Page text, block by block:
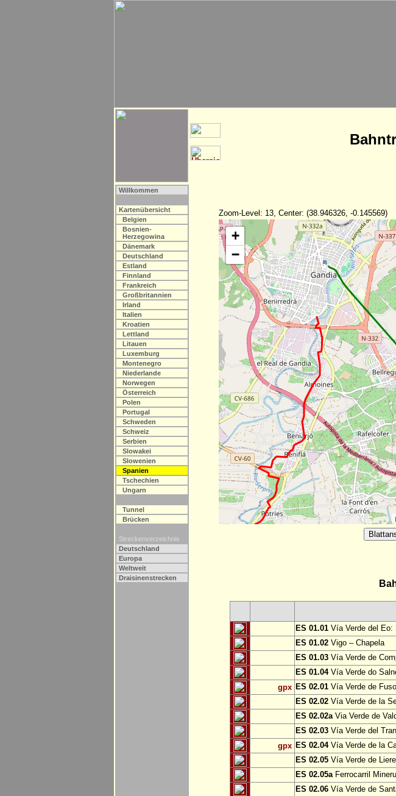
Willkommen
Kartenübersicht
Belgien
Bosnien-
Herzegowina
Dänemark
Deutschland
Estland
Finnland
Frankreich
Großbritannien
Irland
Italien
Kroatien
Lettland
Litauen
Luxemburg
Montenegro
Niederlande
Norwegen
Österreich
Polen
Portugal
Schweden
Schweiz
Serbien
Slowakei
Slowenien
Spanien
Tschechien
Ungarn
Tunnel
Brücken
Streckenverzeichnis
Deutschland
Europa
Weltweit
Draisinenstrecken
Zoom-Level: 13, Center: (38.946326, -0.145569)
+
−
ES 01.01 Vía Verde del Eo:
ES 01.02 Vigo – Chapela
ES 01.03 Vía Verde de
ES 01.04Vía Verde do
gpx ES 02.01 Vía Verde de
ES 02.02 Vía Verde de la
ES 02.02aVia Verde de
ES 02.03 Vía Verde del
gpx ES 02.04Vía Verde de la
ES 02.05 Vía Verde de
ES 02.05aFerrocarril
ES 02.06 Vía Verde de